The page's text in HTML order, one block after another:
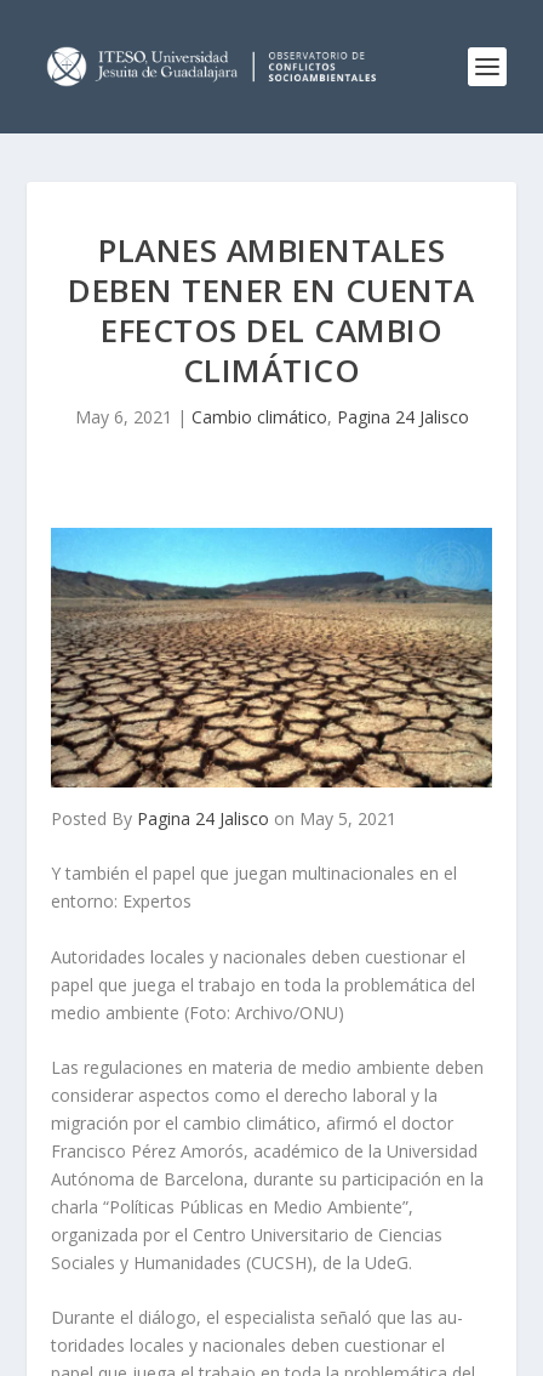
PLANES AMBIENTALES
DEBEN TENER EN CUENTA
EFECTOS DEL CAMBIO
CLIMÁTICO
May 6, 2021 | Cambio climático, Pagina 24 Jalisco
Posted By Pagina 24 Jalisco on May 5, 2021
Y también el papel que juegan multinacionales en el
entorno: Expertos
Au­toridades locales y nacionales deben cuestionar el
papel que juega el trabajo en toda la pro­blemática del
medio ambiente (Foto: Archivo/ONU)
Las regulaciones en mate­ria de medio ambiente deben
considerar aspectos como el derecho laboral y la
migra­ción por el cambio climático, afirmó el doctor
Francisco Pérez Amorós, académico de la Universidad
Autónoma de Barcelona, durante su partici­pación en la
charla “Políticas Públicas en Medio Ambiente”,
organizada por el Centro Uni­versitario de Ciencias
Sociales y Humanidades (CUCSH), de la UdeG.
Durante el diálogo, el es­pecialista señaló que las au­
toridades locales y nacionales deben cuestionar el